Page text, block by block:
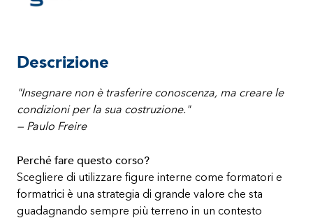
Descrizione
"Insegnare non è trasferire conoscenza, ma creare le
condizioni per la sua costruzione."
— Paulo Freire
Perché fare questo corso?
Scegliere di utilizzare figure interne come formatori e
formatrici è una strategia di grande valore che sta
guadagnando sempre più terreno in un contesto